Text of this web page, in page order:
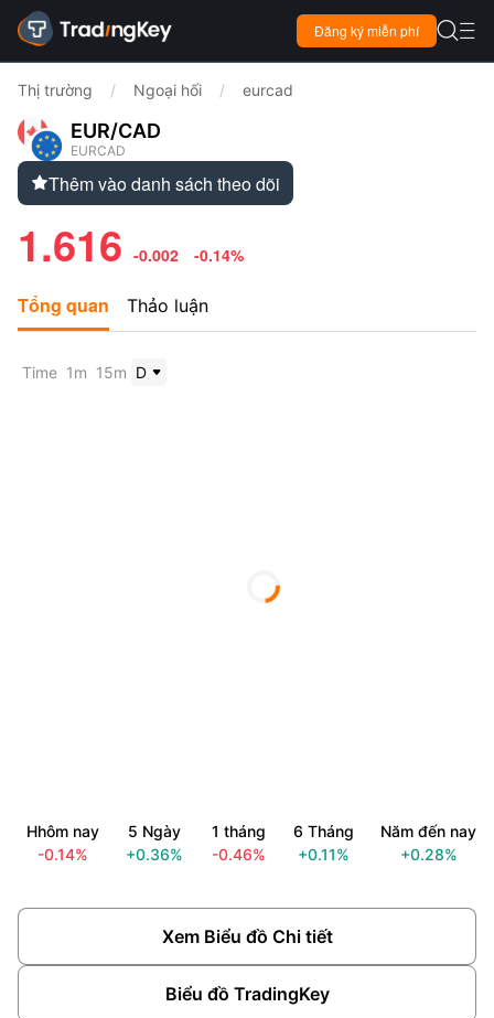
Đăng ký miễn phí  
Thị trường / Ngoại hối / eurcad
EUR/CAD
EURCAD
Thêm vào danh sách theo dõi
1.616 -0.002 -0.14%
Tổng quan Thảo luận
Time 1m 15m D
Hhôm nay
-0.14%
5 Ngày
+0.36%
1 tháng
-0.46%
6 Tháng
+0.11%
Năm đến nay
+0.28%
Xem Biểu đồ Chi tiết
Biểu đồ TradingKey